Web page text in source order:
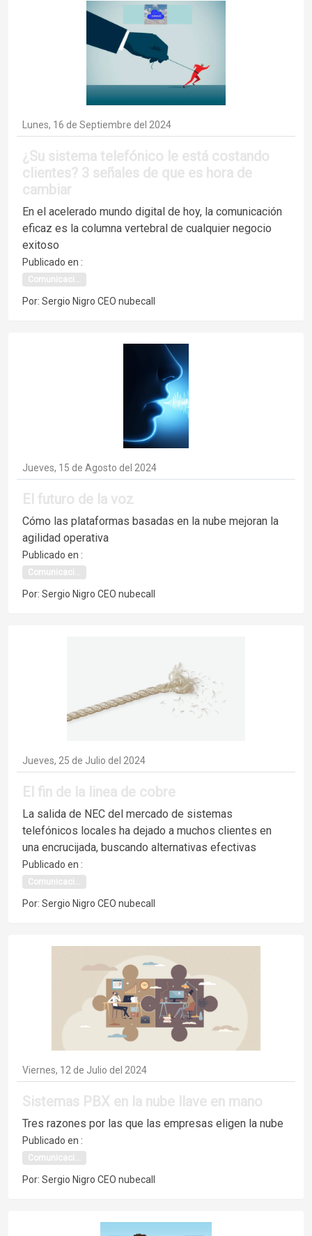
Lunes, 16 de Septiembre del 2024
¿Su sistema telefónico le está costando
clientes? 3 señales de que es hora de
cambiar
En el acelerado mundo digital de hoy, la comunicación
eficaz es la columna vertebral de cualquier negocio
exitoso
Publicado en :
Comunicaci...
Por: Sergio Nigro CEO nubecall
Jueves, 15 de Agosto del 2024
El futuro de la voz
Cómo las plataformas basadas en la nube mejoran la
agilidad operativa
Publicado en :
Comunicaci...
Por: Sergio Nigro CEO nubecall
Jueves, 25 de Julio del 2024
El fin de la linea de cobre
La salida de NEC del mercado de sistemas
telefónicos locales ha dejado a muchos clientes en
una encrucijada, buscando alternativas efectivas
Publicado en :
Comunicaci...
Por: Sergio Nigro CEO nubecall
Viernes, 12 de Julio del 2024
Sistemas PBX en la nube llave en mano
Tres razones por las que las empresas eligen la nube
Publicado en :
Comunicaci...
Por: Sergio Nigro CEO nubecall